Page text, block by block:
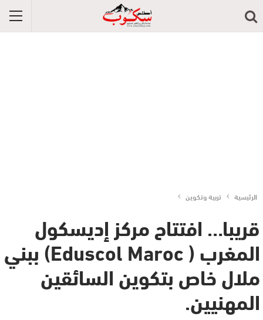
الرئيسية تربية وتكوين
قريبا… افتتاح مركز إديسكول
المغرب ( Eduscol Maroc) ببني
ملال خاص بتكوين السائقين
المهنيين.